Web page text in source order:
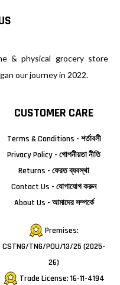
& physical grocery store
our journey in 2022.
CUSTOMER CARE
Terms & Conditions - শর্তাবলী
Privacy Policy - গোপনীয়তা নীতি
Returns - ফেরত ব্যবস্থা
Contact Us - যোগাযোগ করুন
About Us - আমাদের সম্পর্কে
Premises:
CSTNG/TNG/POU/13/25 (2025-
26)
Trade License: 16-11-4194